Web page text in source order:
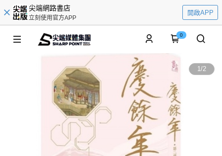
尖端網路書店
立刻使用官方APP
開啟APP
0
1/2